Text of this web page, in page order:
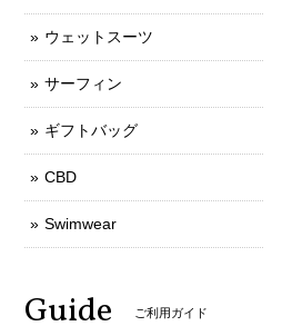
ウェットスーツ
サーフィン
ギフトバッグ
CBD
Swimwear
Guide ご利用ガイド